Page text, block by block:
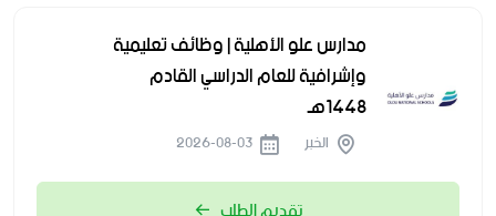
مدارس علو الأهلية | وظائف تعليمية
وإشرافية للعام الدراسي القادم
1448هـ
الخبر